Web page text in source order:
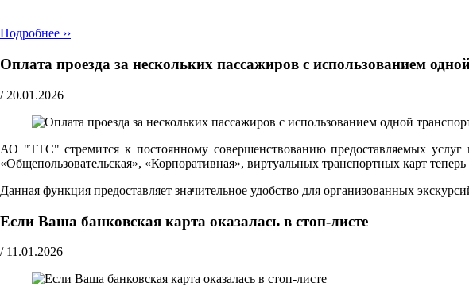
Подробнее ››
Оплата проезда за нескольких пассажиров с использованием
/ 20.01.2026
АО "ТТС" стремится к постоянному совершенствованию предоставляемых услуг
«Общепользовательская», «Корпоративная», виртуальных транспортных карт
Данная функция предоставляет значительное удобство для организованных
Если Ваша банковская карта оказалась в стоп-листе
/ 11.01.2026